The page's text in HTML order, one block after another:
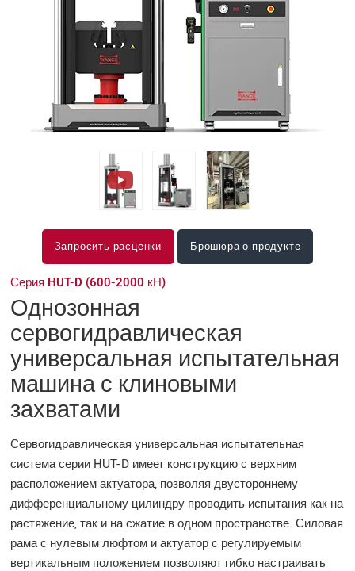
Запросить расценки Брошюра о продукте
Серия HUT-D (600-2000 кН)
Однозонная
сервогидравлическая
универсальная испытательная
машина с клиновыми
захватами
Сервогидравлическая универсальная испытательная
система серии HUT-D имеет конструкцию с верхним
расположением актуатора, позволяя двустороннему
дифференциальному цилиндру проводить испытания как на
растяжение, так и на сжатие в одном пространстве. Силовая
рама с нулевым люфтом и актуатор с регулируемым
вертикальным положением позволяют гибко настраивать